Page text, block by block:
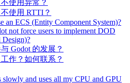
使用异常？
使用 RTTI？
an ECS (Entity Component System)?
not force users to implement DOD
Design)?
Godot 的发展？
作？如何联系？
slowly and uses all my CPU and GPU